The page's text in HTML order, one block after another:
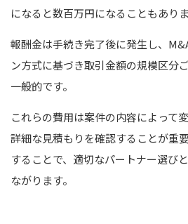
になると数百万円になることもありま
報酬金は手続き完了後に発生し、
ン方式に基づき取引金額の規模区分
一般的です。
これらの費用は案件の内容によって
詳細な見積もりを確認することが重要
することで、適切なパートナー選び
ながります。